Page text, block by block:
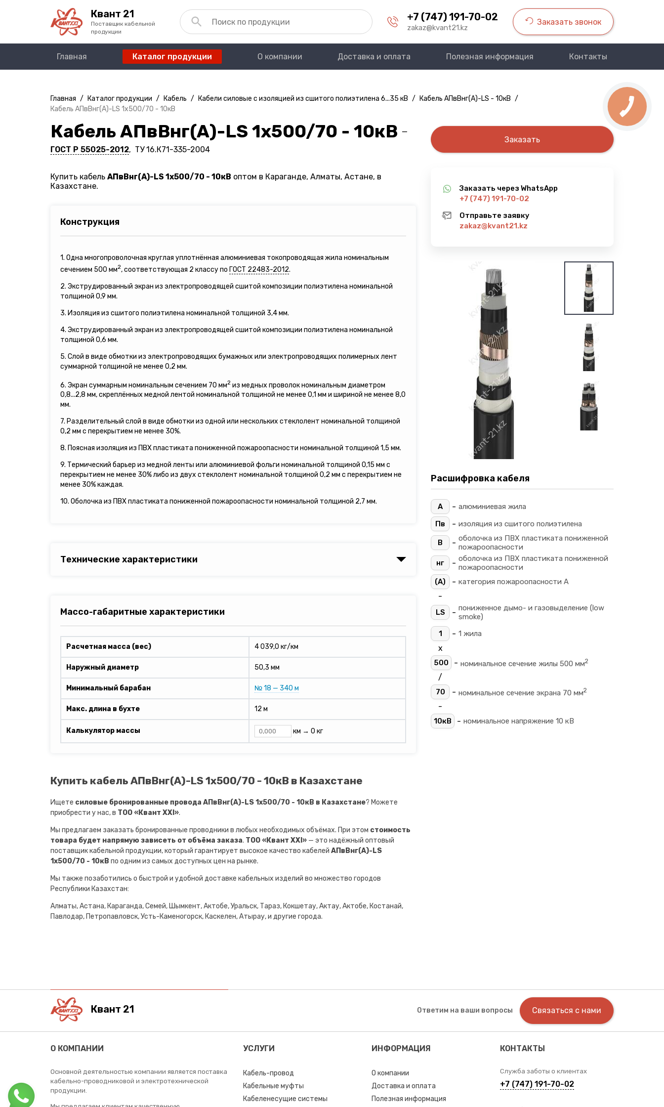
Квант 21
Поставщик кабельной
продукции
+7 (747) 191-70-02
zakaz@kvant21.kz
Заказать звонок
Главная Каталог продукции О компании Доставка и оплата Полезная информация Контакты
Главная / Каталог продукции / Кабель / Кабели силовые с изоляцией из сшитого полиэтилена 6...35 кВ / Кабель АПвВнг(A)-LS - 10кВ /
Кабель АПвВнг(A)-LS 1х500/70 - 10кВ
Кабель АПвВнг(A)-LS 1х500/70 - 10кВ —
ГОСТ Р 55025-2012, ТУ 16.К71-335-2004
Купить кабель АПвВнг(A)-LS 1х500/70 - 10кВ оптом в Караганде, Алматы, Астане, в
Казахстане.
Конструкция
1. Одна многопроволочная круглая уплотнённая алюминиевая токопроводящая жила номинальным
сечением 500 мм2, соответствующая 2 классу по ГОСТ 22483-2012.
2. Экструдированный экран из электропроводящей сшитой композиции полиэтилена номинальной
толщиной 0,9 мм.
3. Изоляция из сшитого полиэтилена номинальной толщиной 3,4 мм.
4. Экструдированный экран из электропроводящей сшитой композиции полиэтилена номинальной
толщиной 0,6 мм.
5. Слой в виде обмотки из электропроводящих бумажных или электропроводящих полимерных лент
суммарной толщиной не менее 0,2 мм.
6. Экран суммарным номинальным сечением 70 мм2 из медных проволок номинальным диаметром
0,8...2,8 мм, скреплённых медной лентой номинальной толщиной не менее 0,1 мм и шириной не менее 8,0
мм.
7. Разделительный слой в виде обмотки из одной или нескольких стеклолент номинальной толщиной
0,2 мм с перекрытием не менее 30%.
8. Поясная изоляция из ПВХ пластиката пониженной пожароопасности номинальной толщиной 1,5 мм.
9. Термический барьер из медной ленты или алюминиевой фольги номинальной толщиной 0,15 мм с
перекрытием не менее 30% либо из двух стеклолент номинальной толщиной 0,2 мм с перекрытием не
менее 30% каждая.
10. Оболочка из ПВХ пластиката пониженной пожароопасности номинальной толщиной 2,7 мм.
Технические характеристики
Массо-габаритные характеристики
Расчетная масса (вес) 4 039,0 кг/км
Наружный диаметр 50,3 мм
Минимальный барабан № 18 — 340 м
Макс. длина в бухте 12 м
Калькулятор массы км → 0 кг
Купить кабель АПвВнг(A)-LS 1х500/70 - 10кВ в Казахстане
Ищете силовые бронированные провода АПвВнг(A)-LS 1х500/70 - 10кВ в Казахстане? Можете
приобрести у нас, в ТОО «Квант XXI».
Мы предлагаем заказать бронированные проводники в любых необходимых объёмах. При этом стоимость
товара будет напрямую зависеть от объёма заказа. ТОО «Квант XXI» — это надёжный оптовый
поставщик кабельной продукции, который гарантирует высокое качество кабелей АПвВнг(A)-LS
1х500/70 - 10кВ по одним из самых доступных цен на рынке.
Мы также позаботились о быстрой и удобной доставке кабельных изделий во множество городов
Республики Казахстан:
Алматы, Астана, Караганда, Семей, Шымкент, Актобе, Уральск, Тараз, Кокшетау, Актау, Актобе, Костанай,
Павлодар, Петропавловск, Усть-Каменогорск, Каскелен, Атырау, и другие города.
Заказать
Заказать через WhatsApp
+7 (747) 191-70-02
Отправьте заявку
zakaz@kvant21.kz
Расшифровка кабеля
А - алюминиевая жила
Пв
- изоляция из сшитого полиэтилена
В - оболочка из ПВХ пластиката пониженной
пожароопасности
нг
- оболочка из ПВХ пластиката пониженной
пожароопасности
(A)
- категория пожароопасности A
-
LS - пониженное дымо- и газовыделение (low
smoke)
1
- 1 жила
х
500 - номинальное сечение жилы 500 мм2
/
70 - номинальное сечение экрана 70 мм2
-
10кВ - номинальное напряжение 10 кВ
Квант 21 Ответим на ваши вопросы Связаться с нами
О КОМПАНИИ
Основной деятельностью компании является поставка
кабельно-проводниковой и электротехнической
продукции.
УСЛУГИ
Кабель-провод
Кабельные муфты
Кабеленесущие системы
ИНФОРМАЦИЯ
О компании
Доставка и оплата
Полезная информация
КОНТАКТЫ
Служба заботы о клиентах
+7 (747) 191-70-02